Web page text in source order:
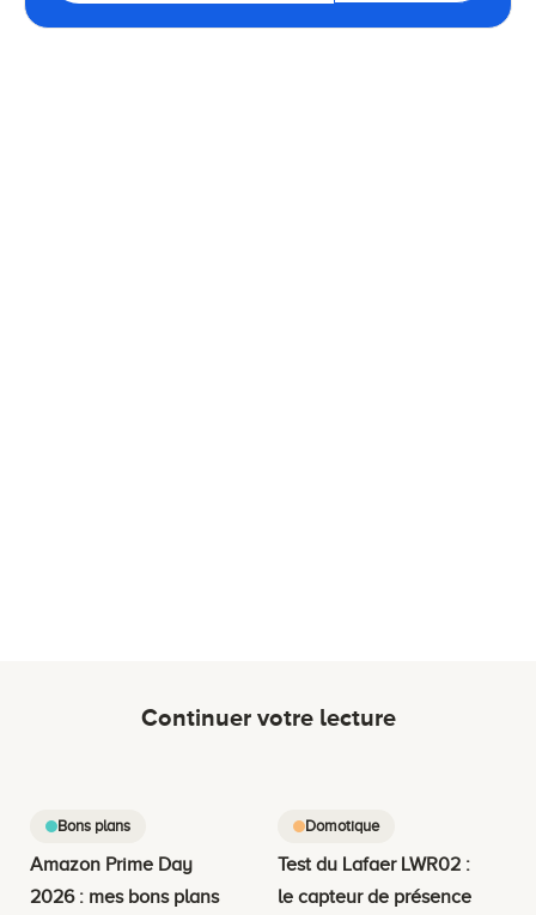
Continuer votre lecture
Bons plans
Amazon Prime Day
2026 : mes bons plans
Domotique
Test du Lafaer LWR02 :
le capteur de présence